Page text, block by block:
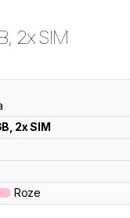
2x SIM
2x SIM
Roze